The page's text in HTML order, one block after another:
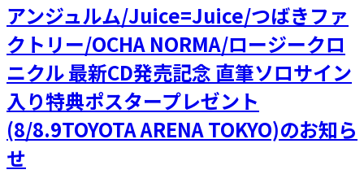
アンジュルム/Juice=Juice/つばきファ
クトリー/OCHA NORMA/ロージークロ
ニクル 最新CD発売記念 直筆ソロサイン
入り特典ポスタープレゼント
(8/8.9TOYOTA ARENA TOKYO)のお知ら
せ